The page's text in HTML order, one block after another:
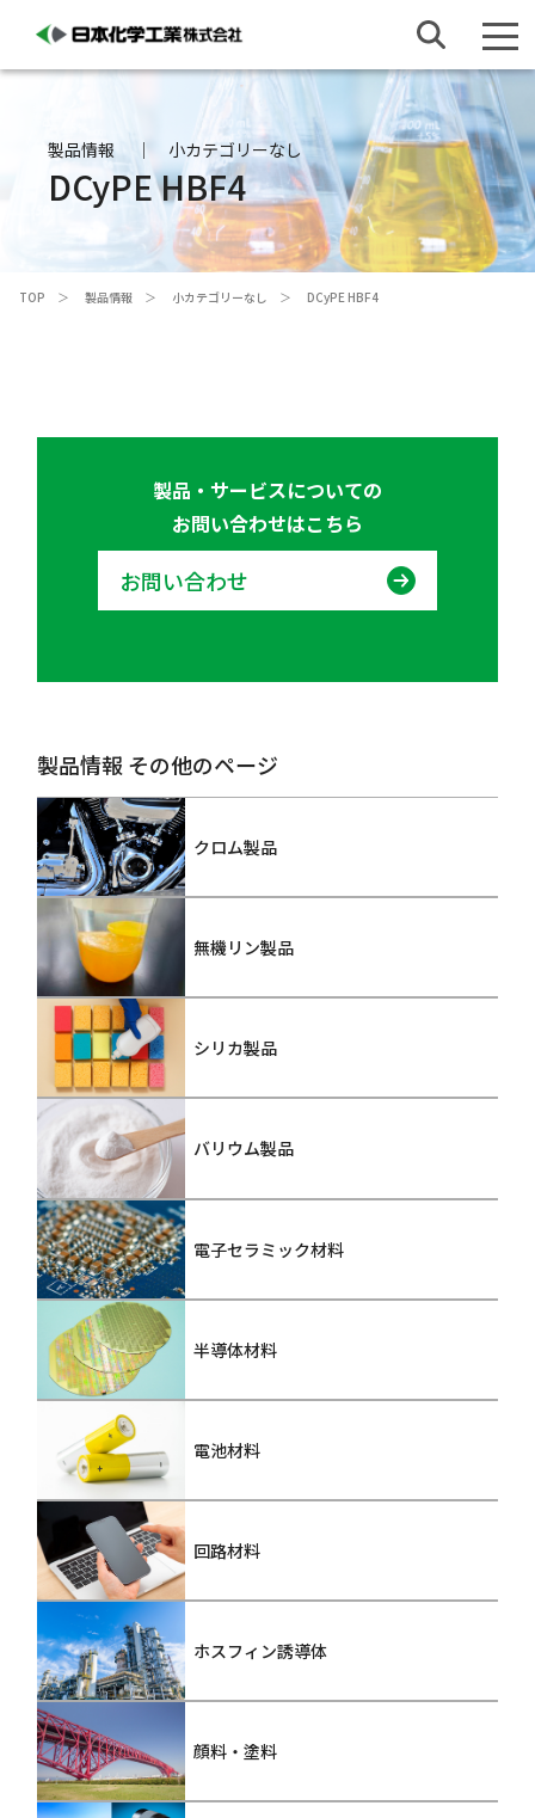
製品情報 小カテゴリーなし
DCyPE HBF4
TOP 製品情報 小カテゴリーなし DCyPE HBF4
製品・サービスについての
お問い合わせはこちら
お問い合わせ
製品情報 その他のページ
クロム製品
無機リン製品
シリカ製品
バリウム製品
電子セラミック材料
半導体材料
電池材料
回路材料
ホスフィン誘導体
顔料・塗料